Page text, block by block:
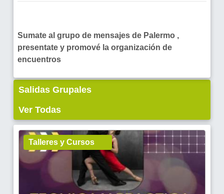
Sumate al grupo de mensajes de Palermo ,
presentate y promové la organización de
encuentros
Salidas Grupales
Ver Todas
Talleres y Cursos